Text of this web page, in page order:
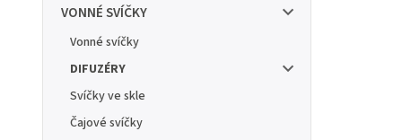
VONNÉ SVÍČKY
Vonné svíčky
DIFUZÉRY
Svíčky ve skle
Čajové svíčky